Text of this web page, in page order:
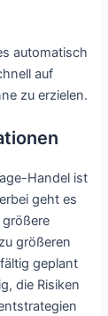
automatisch
auf
zu erzielen.
Handel ist
geht es
größere
größeren
geplant
die Risiken